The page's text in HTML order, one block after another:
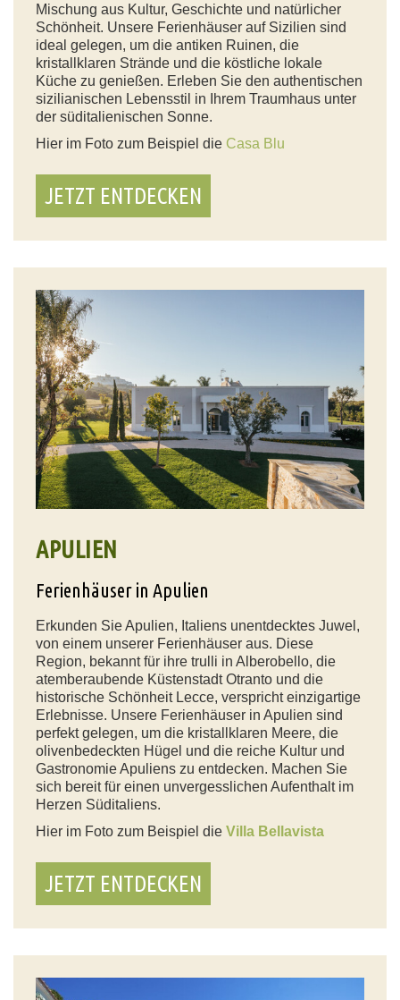
Mischung aus Kultur, Geschichte und natürlicher
Schönheit. Unsere Ferienhäuser auf Sizilien sind
ideal gelegen, um die antiken Ruinen, die
kristallklaren Strände und die köstliche lokale
Küche zu genießen. Erleben Sie den authentischen
sizilianischen Lebensstil in Ihrem Traumhaus unter
der süditalienischen Sonne.
Hier im Foto zum Beispiel die Casa Blu
JETZT ENTDECKEN
APULIEN
Ferienhäuser in Apulien
Erkunden Sie Apulien, Italiens unentdecktes Juwel,
von einem unserer Ferienhäuser aus. Diese
Region, bekannt für ihre trulli in Alberobello, die
atemberaubende Küstenstadt Otranto und die
historische Schönheit Lecce, verspricht einzigartige
Erlebnisse. Unsere Ferienhäuser in Apulien sind
perfekt gelegen, um die kristallklaren Meere, die
olivenbedeckten Hügel und die reiche Kultur und
Gastronomie Apuliens zu entdecken. Machen Sie
sich bereit für einen unvergesslichen Aufenthalt im
Herzen Süditaliens.
Hier im Foto zum Beispiel die Villa Bellavista
JETZT ENTDECKEN